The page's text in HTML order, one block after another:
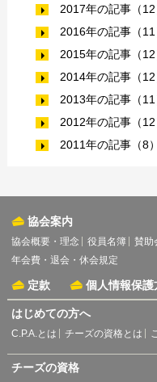
2017年の記事（12
2016年の記事（11
2015年の記事（12
2014年の記事（12
2013年の記事（11
2012年の記事（12
2011年の記事（8）
協会案内
協会概要・理念 役員名簿 賛助
年会費・退会・休会規定
定款 個人情報保護
はじめての方へ
C.P.A.とは チーズの資格とは
チーズの資格